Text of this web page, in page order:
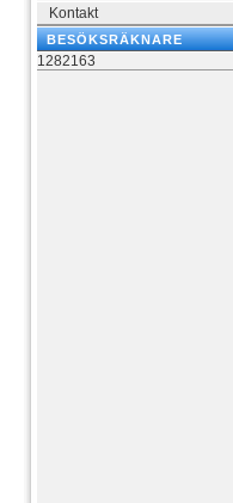
Kontakt
BESÖKSRÄKNARE
1282163